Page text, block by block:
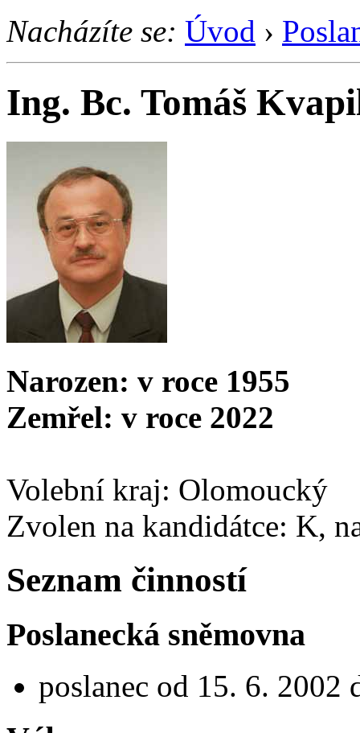
Nacházíte se: Úvod ›
Ing. Bc. Tomáš
Narozen: v roce 1955
Zemřel: v roce 2022
Volební kraj: Olomoucký
Zvolen na kandidátce: K,
Seznam činností
Poslanecká sněmovna
poslanec od 15. 6. 2002